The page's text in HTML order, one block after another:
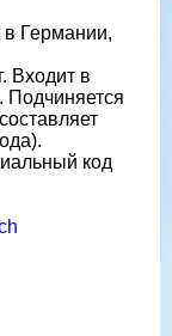
Германии,
Входит в
Подчиняется
код